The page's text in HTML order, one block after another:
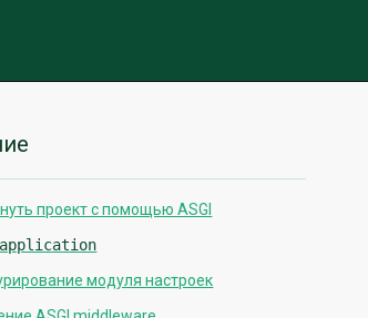
проект с помощью ASGI
application
модуля настроек